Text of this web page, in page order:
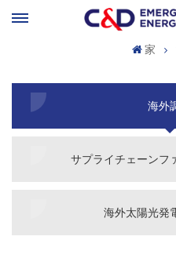
家
海外
サプライチェーンフ
海外太陽光発